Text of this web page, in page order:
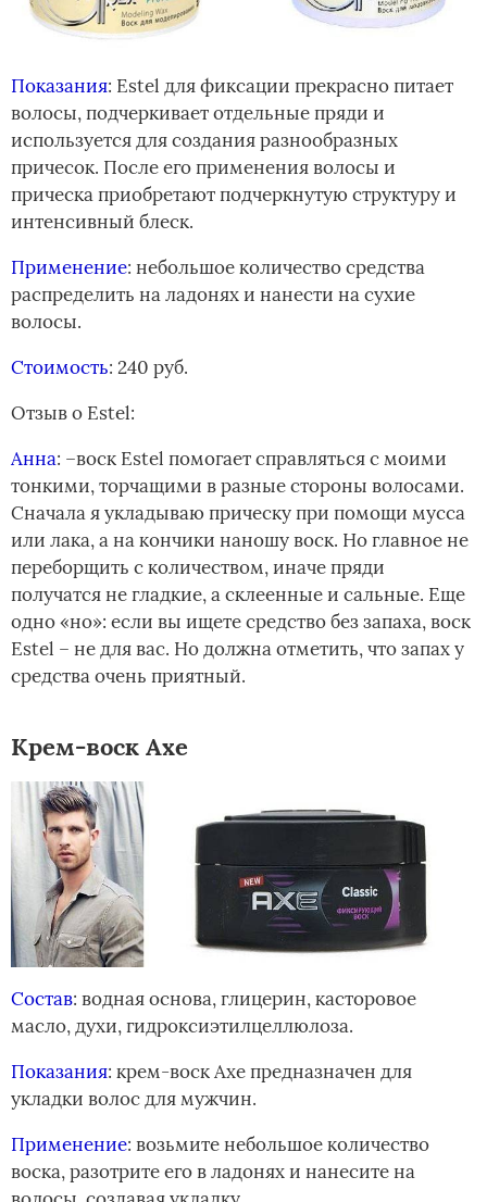
Показания: Estel для фиксации прекрасно питает
волосы, подчеркивает отдельные пряди и
используется для создания разнообразных
причесок. После его применения волосы и
прическа приобретают подчеркнутую структуру и
интенсивный блеск.
Применение: небольшое количество средства
распределить на ладонях и нанести на сухие
волосы.
Стоимость: 240 руб.
Отзыв о­ Estel:
Анна: –воск Estel помогает справляться с моими
тонкими, торчащими в разные стороны волосами.
Сначала я укладываю прическу при помощи мусса
или лака, а на кончики наношу воск.­ Но главное не
переборщить с количеством, иначе пряди
получатся не гладкие, а склеенные и сальные. Еще
одно «но»: если вы ищете средство без запаха, воск
Estel – не для вас. Но должна отметить, что запах у
средства очень приятный.
Крем-воск Axe
Состав: водная основа, глицерин, касторовое
масло, духи, гидроксиэтилцеллюлоза.
Показания: крем-воск Axe предназначен для
укладки волос для мужчин.
Применение: возьмите небольшое количество
воска, разотрите его в ладонях и нанесите на